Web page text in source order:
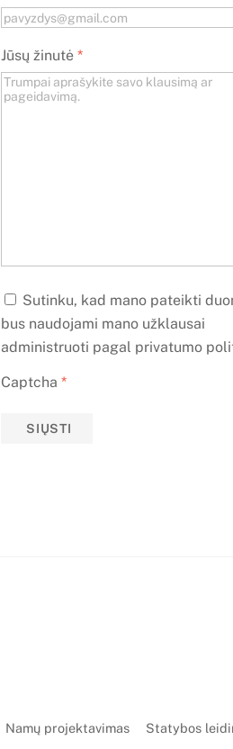
Jūsų žinutė*
Sutinku, kad mano pateikti
bus naudojami mano užklausai
administruoti pagal privatumo
Captcha *
SIŲSTI
Namų projektavimas Statybos